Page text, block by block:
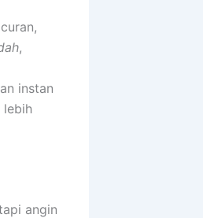
,
instan
lebih
angin